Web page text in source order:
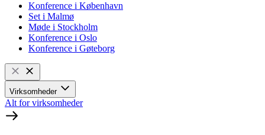
Konference i København
Set i Malmø
Møde i Stockholm
Konference i Oslo
Konference i Gøteborg
Virksomheder
Alt for virksomheder